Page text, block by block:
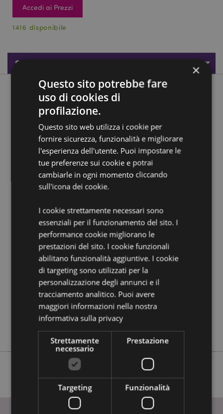
Accedi ai Prezzi
1416 disponibile
Specifiche del Prodotto
Descrizione del Prodotto
Portachiavi in Resina - Cavaliere Templare - Crociate
Materiali: Resina e Metallo
Informazioni Aggiuntive:
Vuoi informazioni su come inoltrare un ordine
utilizzando il sito internet di Puckator?
guida all'acquisto.
Dettagli del Prodotto
Informazioni
Aggiuntive
Altezza 4cm Larghezza 2cm Profondità 2cm
Altezza Totale 10cm
5055071791499
432
0.015000
No
No
No
×
Questo sito potrebbe fare
uso di cookies di
profilazione.
Questo sito web utilizza i cookie per
fornire sicurezza, funzionalità e migliorare
l'esperienza dell'utente. Puoi impostare le
tue preferenze sui cookie e potrai
cambiarle in ogni momento cliccando
sull'icona dei cookie.
I cookie strettamente necessari sono
essenziali per il funzionamento del sito. I
performance cookie migliorano le
prestazioni del sito. I cookie funzionali
abilitano funzionalità aggiuntive. I cookie
di targeting sono utilizzati per la
personalizzazione degli annunci e il
tracciamento analitico. Puoi avere
maggiori informazioni nella nostra
informativa sulla privacy
Strettamente
necessario
Prestazione
Targeting Funzionalità